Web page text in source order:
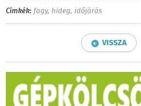
Címkék: fagy, hideg, időjárás
VISSZA